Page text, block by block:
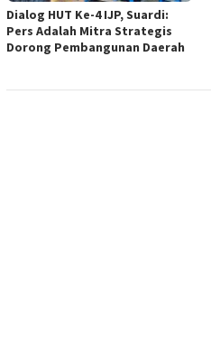
Dialog HUT Ke-4 IJP, Suardi:
Pers Adalah Mitra Strategis
Dorong Pembangunan Daerah